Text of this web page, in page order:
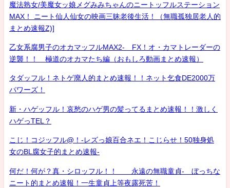
魔法熟女/美魔女ッ娘メグみみちゃんのニートッフルステーション
MAX！ ニート仙人仙女の映画三昧老後生活！（無職孤独居老人的
まとめ速報Z)]
乙女系腐男子のオカマッフルMAX2- FX！オ・カマトレーダーの
逆襲！！ 極道のオカマたち編（おもしろ動画まとめ速報）
タダッフル！ネトゲ廃人的まとめ速報！！ネット乞食DE2000万
パワーズ！
新・ハゲッフル！哀愁のハゲ男の髪ってるまとめ速報！！激しく
ハゲっTEL？
こじ！コジッフル@！-レズっ娘百合ネエ！こじらせ！50独身処
女のBL腐女子的まとめ速報-
何だ！何が？真・シロッフル！！ 永遠の無職童貞- ぼっちな
ニート的まとめ速報！一生童貞上等夜露死苦！